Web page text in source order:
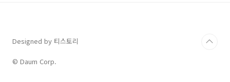
Designed by 티스토리
© Daum Corp.